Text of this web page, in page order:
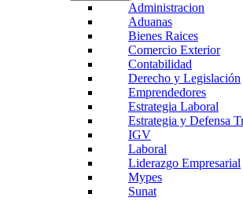
Administracion
Aduanas
Bienes Raices
Comercio Exterior
Contabilidad
Derecho y Legislación
Emprendedores
Estrategia Laboral
Estrategia y Defensa
IGV
Laboral
Liderazgo Empresarial
Mypes
Sunat